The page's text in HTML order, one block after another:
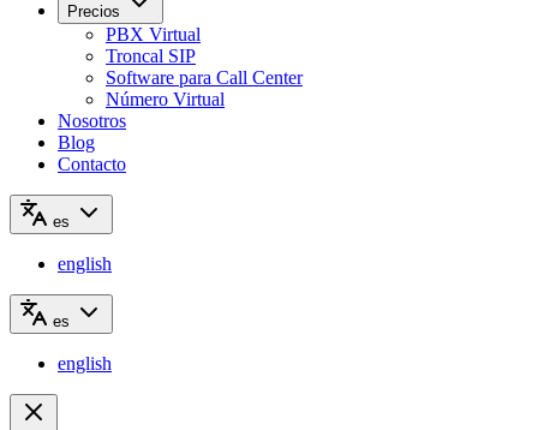
Precios
PBX Virtual
Troncal SIP
Software para Call Center
Número Virtual
Nosotros
Blog
Contacto
es
english
es
english